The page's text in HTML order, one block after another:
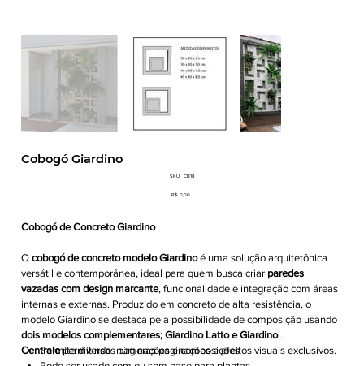
Cobogó Giardino
SKU:
SKU
CB18
Preço
R$ 0,00
Cobogó de Concreto Giardino
O cobogó de concreto modelo Giardinoé uma solução arquitetônica
versátil e contemporânea, ideal para quem busca criar paredes
vazadas com design marcante, funcionalidade e integração com áreas
internas e externas. Produzido em concreto de alta resistência, o
modelo Giardino se destaca pela possibilidade de composição usando
dois modelos complementares; Giardino Latto e Giardino
Centralepermitindo inúmeras paginações e efeitos visuais exclusivos.
Permite diversas paginações e composições